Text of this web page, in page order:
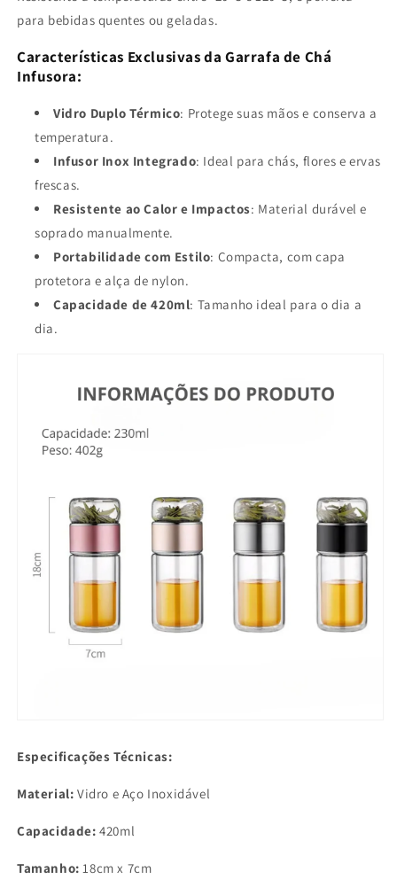
para bebidas quentes ou geladas.
Características Exclusivas da Garrafa de Chá
Infusora:
Vidro Duplo Térmico: Protege suas mãos e conserva a
temperatura.
Infusor Inox Integrado: Ideal para chás, flores e ervas
frescas.
Resistente ao Calor e Impactos: Material durável e
soprado manualmente.
Portabilidade com Estilo: Compacta, com capa
protetora e alça de nylon.
Capacidade de 420ml: Tamanho ideal para o dia a
dia.
Especificações Técnicas:
Material: Vidro e Aço Inoxidável
Capacidade: 420ml
Tamanho: 18cm x 7cm